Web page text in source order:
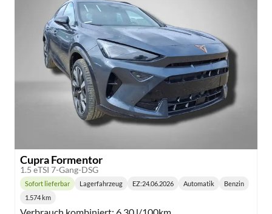
Cupra Formentor
1.5 eTSI 7-Gang-DSG
Lieferzeit:
Sofort lieferbar Lagerfahrzeug EZ:24.06.2026
Getriebe:
Automatik
Kraftstoff:
Benzin
Kilometerstand:
1.574 km